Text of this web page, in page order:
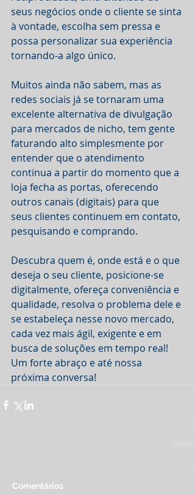
seus negócios onde o cliente se sinta
à vontade, escolha sem pressa e
possa personalizar sua experiência
tornando-a algo único.
Muitos ainda não sabem, mas as
redes sociais já se tornaram uma
excelente alternativa de divulgação
para mercados de nicho, tem gente
faturando alto simplesmente por
entender que o atendimento
continua a partir do momento que a
loja fecha as portas, oferecendo
outros canais (digitais) para que
seus clientes continuem em contato,
pesquisando e comprando.
Descubra quem é, onde está e o que
deseja o seu cliente, posicione-se
digitalmente, ofereça conveniência e
qualidade, resolva o problema dele e
se estabeleça nesse novo mercado,
cada vez mais ágil, exigente e em
busca de soluções em tempo real!
Um forte abraço e até nossa
próxima conversa!
Comentários